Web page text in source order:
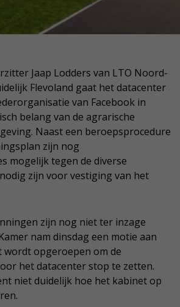
Jaap Lodders van LTO Noord-
Flevoland gaat het datacenter
van Facebook in
belang van de agrarische
Naast een beroepsprocedure
zijn nog
mogelijk tegen de diverse
zijn voor vestiging van het
zijn nog niet ter inzage
nam dinsdag een motie aan
opgeroepen om de
het datacenter stop te zetten.
niet duidelijk hoe het kabinet op